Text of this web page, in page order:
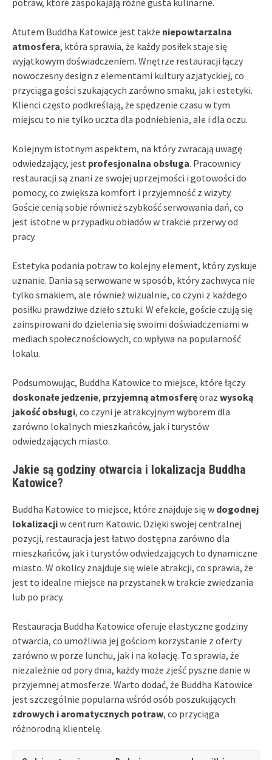
potraw, które zaspokajają różne gusta kulinarne.
Atutem Buddha Katowice jest także niepowtarzalna
atmosfera, która sprawia, że każdy posiłek staje się
wyjątkowym doświadczeniem. Wnętrze restauracji łączy
nowoczesny design z elementami kultury azjatyckiej, co
przyciąga gości szukających zarówno smaku, jak i estetyki.
Klienci często podkreślają, że spędzenie czasu w tym
miejscu to nie tylko uczta dla podniebienia, ale i dla oczu.
Kolejnym istotnym aspektem, na który zwracają uwagę
odwiedzający, jest profesjonalna obsługa. Pracownicy
restauracji są znani ze swojej uprzejmości i gotowości do
pomocy, co zwiększa komfort i przyjemność z wizyty.
Goście cenią sobie również szybkość serwowania dań, co
jest istotne w przypadku obiadów w trakcie przerwy od
pracy.
Estetyka podania potraw to kolejny element, który zyskuje
uznanie. Dania są serwowane w sposób, który zachwyca nie
tylko smakiem, ale również wizualnie, co czyni z każdego
posiłku prawdziwe dzieło sztuki. W efekcie, goście czują się
zainspirowani do dzielenia się swoimi doświadczeniami w
mediach społecznościowych, co wpływa na popularność
lokalu.
Podsumowując, Buddha Katowice to miejsce, które łączy
doskonałe jedzenie, przyjemną atmosferęoraz wysoką
jakość obsługi, co czyni je atrakcyjnym wyborem dla
zarówno lokalnych mieszkańców, jak i turystów
odwiedzających miasto.
Jakie są godziny otwarcia i lokalizacja Buddha
Katowice?
Buddha Katowice to miejsce, które znajduje się w dogodnej
lokalizacjiw centrum Katowic. Dzięki swojej centralnej
pozycji, restauracja jest łatwo dostępna zarówno dla
mieszkańców, jak i turystów odwiedzających to dynamiczne
miasto. W okolicy znajduje się wiele atrakcji, co sprawia, że
jest to idealne miejsce na przystanek w trakcie zwiedzania
lub po pracy.
Restauracja Buddha Katowice oferuje elastyczne godziny
otwarcia, co umożliwia jej gościom korzystanie z oferty
zarówno w porze lunchu, jak i na kolację. To sprawia, że
niezależnie od pory dnia, każdy może zjeść pyszne danie w
przyjemnej atmosferze. Warto dodać, że Buddha Katowice
jest szczególnie popularna wśród osób poszukujących
zdrowych i aromatycznych potraw, co przyciąga
różnorodną klientelę.